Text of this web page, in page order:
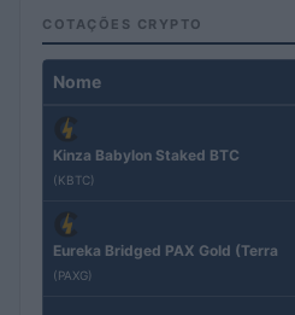
COTAÇÕES CRYPTO
Nome
Kinza Babylon Staked BTC
(KBTC)
Eureka Bridged PAX Gold (Terra
(PAXG)